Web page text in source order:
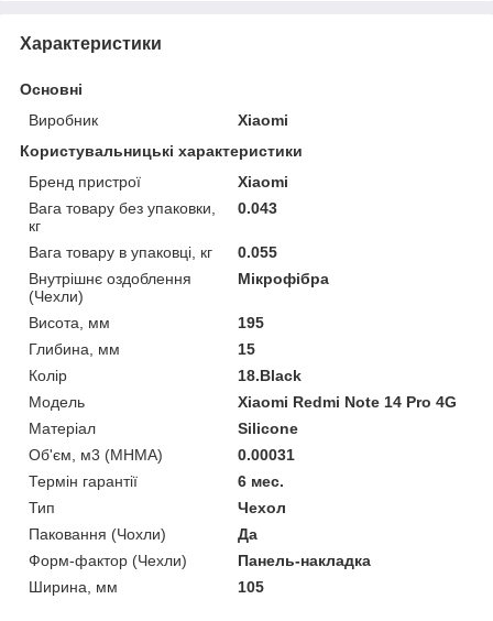
Характеристики
Основні
Виробник
Xiaomi
Користувальницькі характеристики
Бренд пристрої
Xiaomi
Вага товару без упаковки,
кг
0.043
Вага товару в упаковці, кг
0.055
Внутрішнє оздоблення
(Чехли)
Мікрофібра
Висота, мм
195
Глибина, мм
15
Колір
18.Black
Мoдель
Xiaomi Redmi Note 14 Pro 4G
Матеріал
Silicone
Об'єм, м3 (МНМА)
0.00031
Термін гарантії
6 мес.
Тип
Чехол
Паковання (Чохли)
Да
Форм-фактор (Чехли)
Панель-накладка
Ширина, мм
105